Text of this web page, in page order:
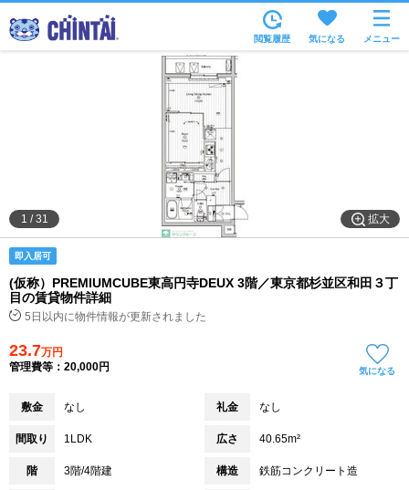
沿線・駅から
住所から
家賃相場から
通勤通学時間から
物件特集から
不動産会社から
閲覧履歴 気になる メニュー
拡大
1 /31
即入居可
(仮称）PREMIUMCUBE東高円寺DEUX 3階／東京都杉並区和田３丁
目の賃貸物件詳細
5日以内に物件情報が更新されました
23.7万円
管理費等：20,000円
気になる
敷金 なし 礼金 なし
間取り 1LDK 広さ 40.65m²
階 3階/4階建 構造 鉄筋コンクリート造